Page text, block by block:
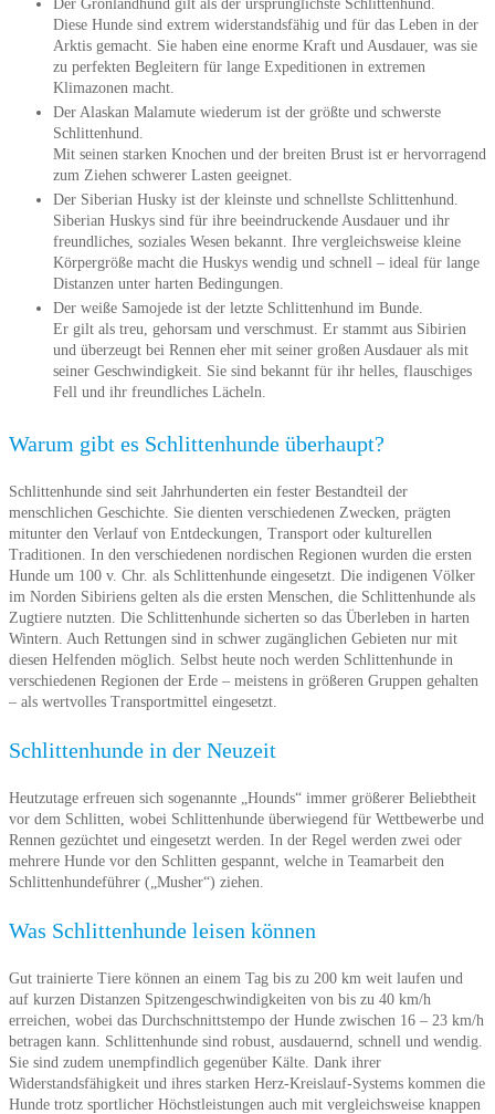
Der Grönlandhund gilt als der ursprünglichste Schlittenhund.
Diese Hunde sind extrem widerstandsfähig und für das Leben in der
Arktis gemacht. Sie haben eine enorme Kraft und Ausdauer, was sie
zu perfekten Begleitern für lange Expeditionen in extremen
Klimazonen macht.
Der Alaskan Malamute wiederum ist der größte und schwerste
Schlittenhund.
Mit seinen starken Knochen und der breiten Brust ist er hervorragend
zum Ziehen schwerer Lasten geeignet.
Der Siberian Husky ist der kleinste und schnellste Schlittenhund.
Siberian Huskys sind für ihre beeindruckende Ausdauer und ihr
freundliches, soziales Wesen bekannt. Ihre vergleichsweise kleine
Körpergröße macht die Huskys wendig und schnell – ideal für lange
Distanzen unter harten Bedingungen.
Der weiße Samojede ist der letzte Schlittenhund im Bunde.
Er gilt als treu, gehorsam und verschmust. Er stammt aus Sibirien
und überzeugt bei Rennen eher mit seiner großen Ausdauer als mit
seiner Geschwindigkeit. Sie sind bekannt für ihr helles, flauschiges
Fell und ihr freundliches Lächeln.
Warum gibt es Schlittenhunde überhaupt?
Schlittenhunde sind seit Jahrhunderten ein fester Bestandteil der
menschlichen Geschichte. Sie dienten verschiedenen Zwecken, prägten
mitunter den Verlauf von Entdeckungen, Transport oder kulturellen
Traditionen. In den verschiedenen nordischen Regionen wurden die ersten
Hunde um 100 v. Chr. als Schlittenhunde eingesetzt. Die indigenen Völker
im Norden Sibiriens gelten als die ersten Menschen, die Schlittenhunde als
Zugtiere nutzten. Die Schlittenhunde sicherten so das Überleben in harten
Wintern. Auch Rettungen sind in schwer zugänglichen Gebieten nur mit
diesen Helfenden möglich. Selbst heute noch werden Schlittenhunde in
verschiedenen Regionen der Erde – meistens in größeren Gruppen gehalten
– als wertvolles Transportmittel eingesetzt.
Schlittenhunde in der Neuzeit
Heutzutage erfreuen sich sogenannte „Hounds“ immer größerer Beliebtheit
vor dem Schlitten, wobei Schlittenhunde überwiegend für Wettbewerbe und
Rennen gezüchtet und eingesetzt werden. In der Regel werden zwei oder
mehrere Hunde vor den Schlitten gespannt, welche in Teamarbeit den
Schlittenhundeführer („Musher“) ziehen.
Was Schlittenhunde leisen können
Gut trainierte Tiere können an einem Tag bis zu 200 km weit laufen und
auf kurzen Distanzen Spitzengeschwindigkeiten von bis zu 40 km/h
erreichen, wobei das Durchschnittstempo der Hunde zwischen 16 – 23 km/h
betragen kann. Schlittenhunde sind robust, ausdauernd, schnell und wendig.
Sie sind zudem unempfindlich gegenüber Kälte. Dank ihrer
Widerstandsfähigkeit und ihres starken Herz-Kreislauf-Systems kommen die
Hunde trotz sportlicher Höchstleistungen auch mit vergleichsweise knappen